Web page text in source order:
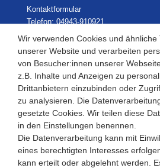
Kontaktformular
Telefon: 04943-910921
Laden Öffnungszeiten
Montag - Freitag
08:30 - 12:30 und 13.00 - 17.30
Samstags
08:30 bis 12:30 Uhr
Wir verwenden Cookies und ähnliche
unserer Website und verarbeiten
von Besucher:innen unserer
z.B. Inhalte und Anzeigen zu
Drittanbietern einzubinden oder
zu analysieren. Die
gesetzte Cookies. Wir teilen diese
in den Einstellungen benennen.
Die Datenverarbeitung kann mit
eines berechtigten Interesses
kann erteilt oder abgelehnt werden.